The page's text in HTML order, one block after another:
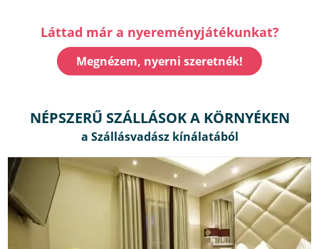
Láttad már a nyereményjátékunkat?
Megnézem, nyerni szeretnék!
NÉPSZERŰ SZÁLLÁSOK A KÖRNYÉKEN